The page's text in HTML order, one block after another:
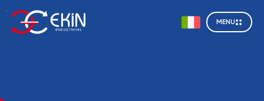
MENU